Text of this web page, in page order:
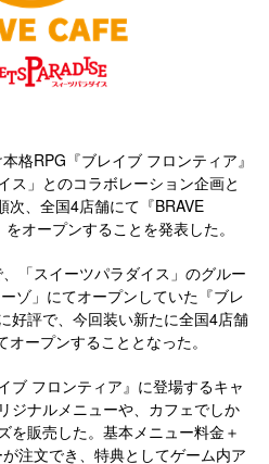
格RPG『ブレイブ フロンティア』
ス」とのコラボレーション企画と
次、全国4店舗にて『BRAVE
オープンすることを発表した。
「スイーツパラダイス」のグルー
ゾ」にてオープンしていた『ブレ
好評で、今回装い新たに全国4店舗
オープンすることとなった。
ブ フロンティア』に登場するキャ
ジナルメニューや、カフェでしか
を販売した。基本メニュー料金＋
注文でき、特典としてゲーム内ア